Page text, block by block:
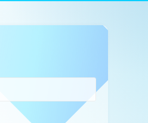
Press
Escape